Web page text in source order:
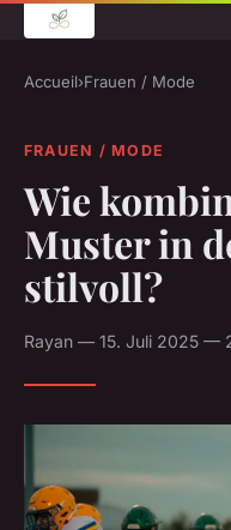
Accueil›Frauen / Mode
FRAUEN / MODE
Wie
Muster in
stilvoll?
Rayan — 15. Juli 2025 —